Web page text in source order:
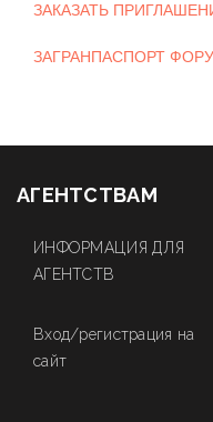
ЗАКАЗАТЬ
ЗАГРАНПАСПОРТ
АГЕНТСТВАМ
ИНФОРМАЦИЯ ДЛЯ
АГЕНТСТВ
Вход/регистрация на
сайт